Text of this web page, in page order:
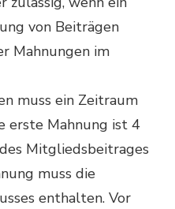
von Beiträgen
Mahnungen im
muss ein Zeitraum
erste Mahnung ist 4
Mitgliedsbeitrages
muss die
enthalten. Vor